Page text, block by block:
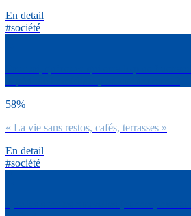
En detail
#société
58%
« La vie sans restos, cafés, terrasses »
En detail
#société